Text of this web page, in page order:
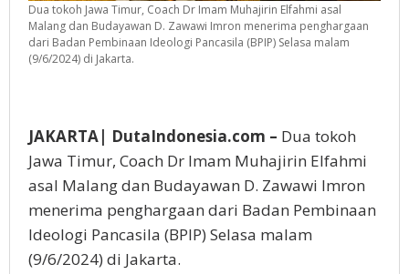
Dua tokoh Jawa Timur, Coach Dr Imam Muhajirin Elfahmi asal
Malang dan Budayawan D. Zawawi Imron menerima penghargaan
dari Badan Pembinaan Ideologi Pancasila (BPIP) Selasa malam
(9/6/2024) di Jakarta.
JAKARTA| DutaIndonesia.com – Dua tokoh
Jawa Timur, Coach Dr Imam Muhajirin Elfahmi
asal Malang dan Budayawan D. Zawawi Imron
menerima penghargaan dari Badan Pembinaan
Ideologi Pancasila (BPIP) Selasa malam
(9/6/2024) di Jakarta.